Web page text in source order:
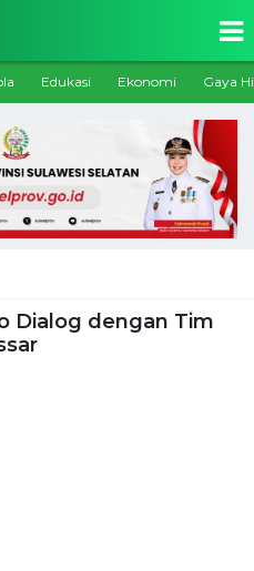
Edukasi Ekonomi Gaya
Dialog dengan Tim